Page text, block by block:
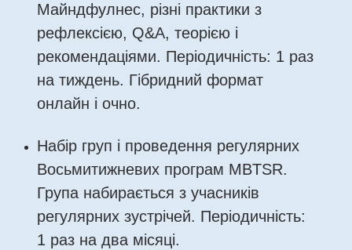
Майндфулнес, різні практики з
рефлексією, Q&A, теорією і
рекомендаціями. Періодичність: 1 раз
на тиждень. Гібридний формат
онлайн і очно.
Набір груп і проведення регулярних
Восьмитижневих програм MBTSR.
Група набирається з учасників
регулярних зустрічей. Періодичність:
1 раз на два місяці.